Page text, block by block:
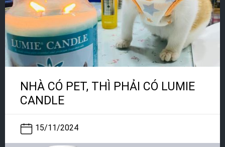
NHÀ CÓ PET, THÌ PHẢI CÓ LUMIE
CANDLE
15/11/2024